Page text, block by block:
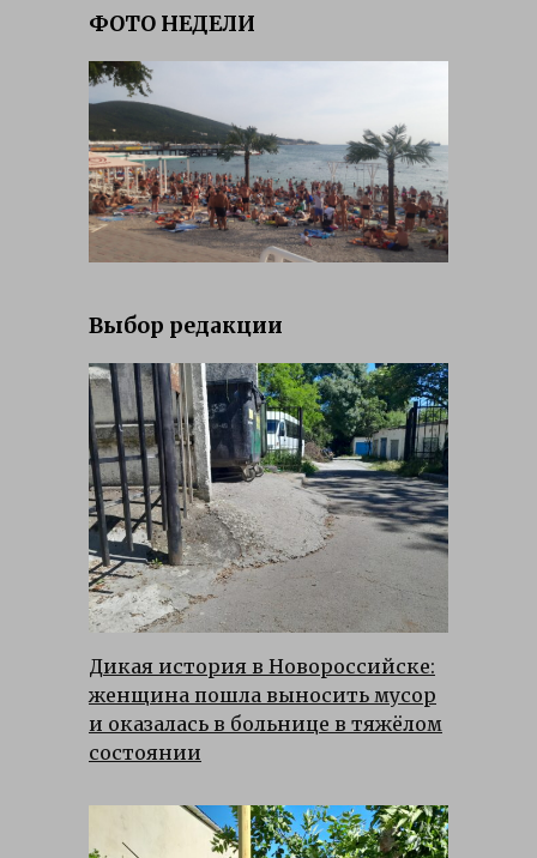
ФОТО НЕДЕЛИ
Выбор редакции
Дикая история в Новороссийске:
женщина пошла выносить мусор
и оказалась в больнице в тяжёлом
состоянии